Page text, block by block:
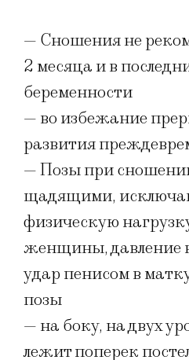
— Сношения не
2 месяца и в
беременности
— во избежание
развития
— Позы при
щадящими,
физическую
женщины, давление
удар пенисом в
позы
— на боку, на двух
лежит поперек